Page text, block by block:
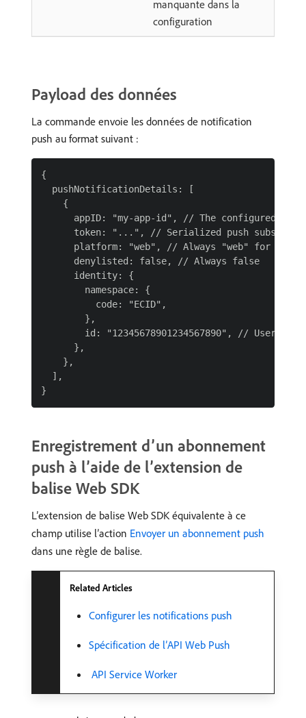
manquante dans la
configuration
Payload des données
La commande envoie les données de notification
push au format suivant :
{
  pushNotificationDetails: [
    {
appID: "my-app-id", // The configured
token: "...", // Serialized push
platform: "web", // Always "web" for Web
      denylisted: false, // Always false
      identity: {
        namespace: {
          code: "ECID",
        },
id: "12345678901234567890", // User's
      },
    },
  ],
Enregistrement d’un abonnement
push à l’aide de l’extension de
balise Web SDK
L’extension de balise Web SDK équivalente à ce
champ utilise l’action Envoyer un abonnement push
dans une règle de balise.
Related Articles
Configurer les notifications push
Spécification de l’API Web Push
​ API Service Worker ​